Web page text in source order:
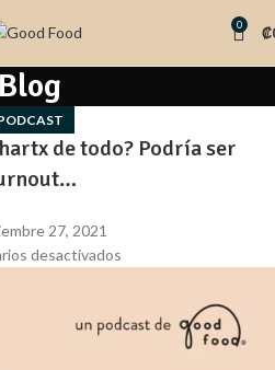
0 ₡
Blog
de todo? Podría ser
27, 2021
desactivados